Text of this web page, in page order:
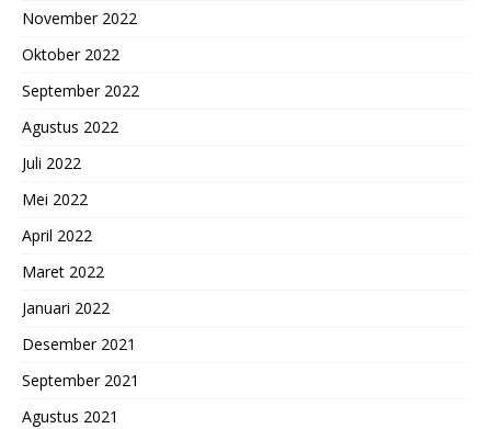
November 2022
Oktober 2022
September 2022
Agustus 2022
Juli 2022
Mei 2022
April 2022
Maret 2022
Januari 2022
Desember 2021
September 2021
Agustus 2021